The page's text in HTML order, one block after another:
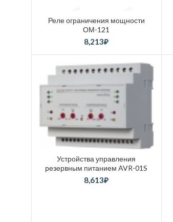
Реле ограничения мощности
ОМ-121
8,213₽
Устройства управления
резервным питанием AVR-01S
8,613₽